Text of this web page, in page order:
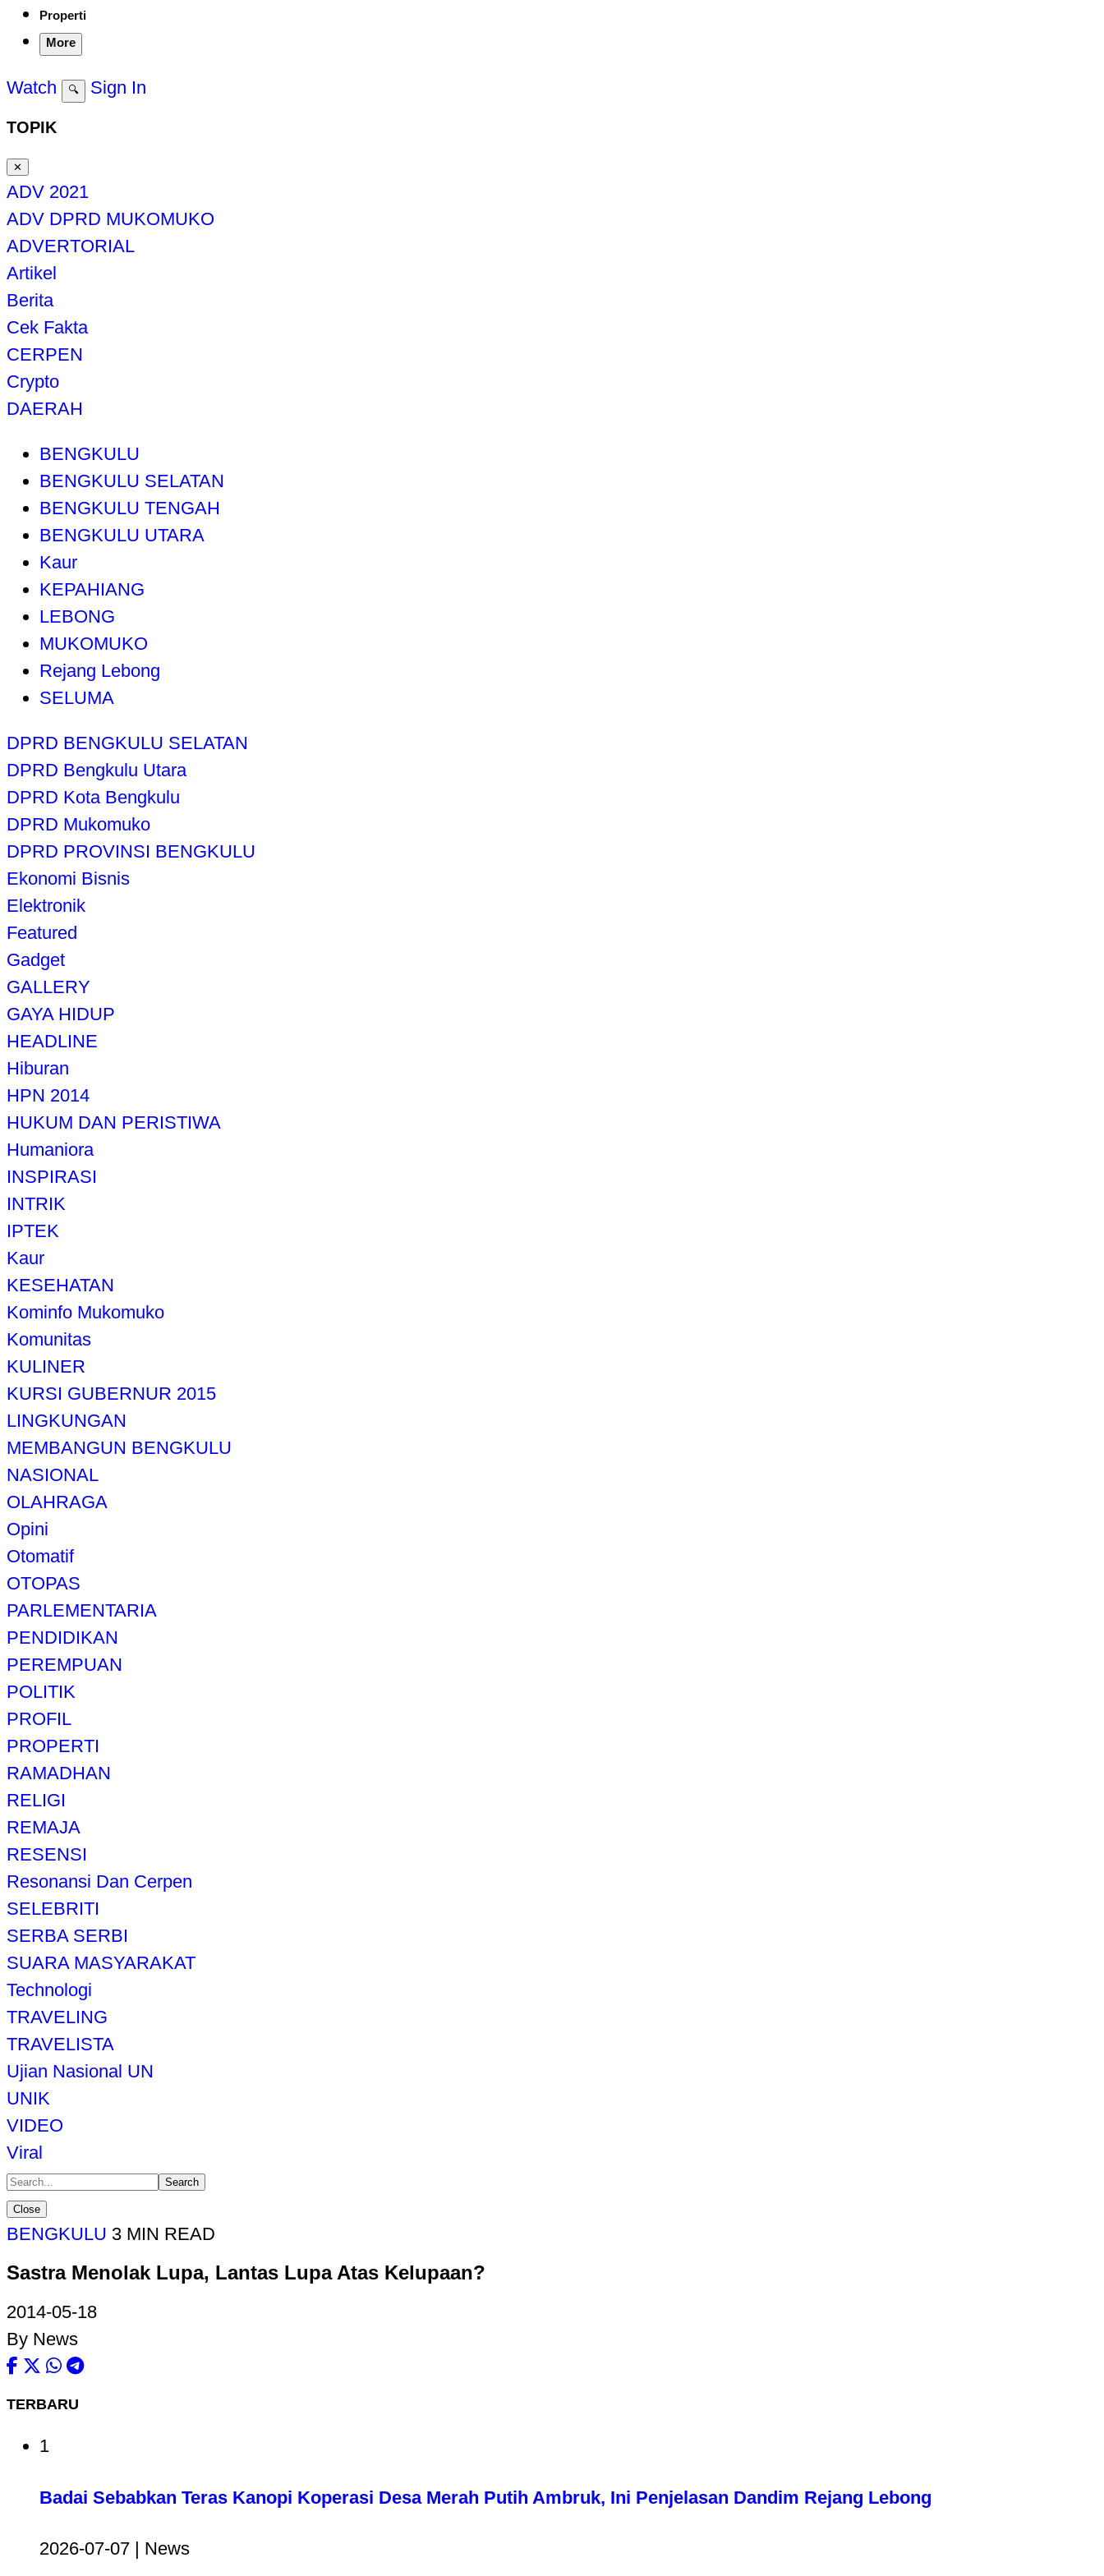
Properti
More
Watch 🔍 Sign In
TOPIK
✕
ADV 2021
ADV DPRD MUKOMUKO
ADVERTORIAL
Artikel
Berita
Cek Fakta
CERPEN
Crypto
DAERAH
BENGKULU
BENGKULU SELATAN
BENGKULU TENGAH
BENGKULU UTARA
Kaur
KEPAHIANG
LEBONG
MUKOMUKO
Rejang Lebong
SELUMA
DPRD BENGKULU SELATAN
DPRD Bengkulu Utara
DPRD Kota Bengkulu
DPRD Mukomuko
DPRD PROVINSI BENGKULU
Ekonomi Bisnis
Elektronik
Featured
Gadget
GALLERY
GAYA HIDUP
HEADLINE
Hiburan
HPN 2014
HUKUM DAN PERISTIWA
Humaniora
INSPIRASI
INTRIK
IPTEK
Kaur
KESEHATAN
Kominfo Mukomuko
Komunitas
KULINER
KURSI GUBERNUR 2015
LINGKUNGAN
MEMBANGUN BENGKULU
NASIONAL
OLAHRAGA
Opini
Otomatif
OTOPAS
PARLEMENTARIA
PENDIDIKAN
PEREMPUAN
POLITIK
PROFIL
PROPERTI
RAMADHAN
RELIGI
REMAJA
RESENSI
Resonansi Dan Cerpen
SELEBRITI
SERBA SERBI
SUARA MASYARAKAT
Technologi
TRAVELING
TRAVELISTA
Ujian Nasional UN
UNIK
VIDEO
Viral
Search
Close
BENGKULU 3 MIN READ
Sastra Menolak Lupa, Lantas Lupa Atas Kelupaan?
2014-05-18
By News
TERBARU
1
Badai Sebabkan Teras Kanopi Koperasi Desa Merah Putih Ambruk, Ini Penjelasan Dandim Rejang Lebong
2026-07-07 | News